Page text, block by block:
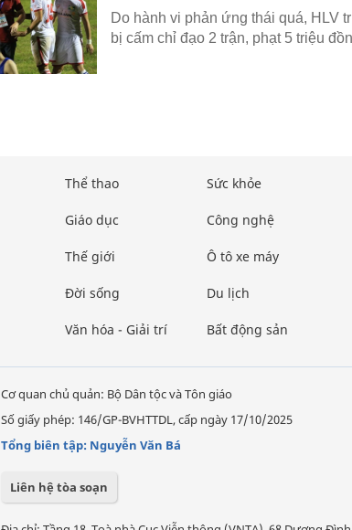
Do hành vi phản ứng thái quá, HLV
bị cấm chỉ đạo 2 trận, phạt 5 triệu
Thể thao
Giáo dục
Thế giới
Đời sống
Văn hóa - Giải trí
Sức khỏe
Công nghệ
Ô tô xe máy
Du lịch
Bất động sản
Cơ quan chủ quản: Bộ Dân tộc và Tôn giáo
Số giấy phép: 146/GP-BVHTTDL, cấp ngày 17/10/2025
Tổng biên tập: Nguyễn Văn Bá
Liên hệ tòa soạn